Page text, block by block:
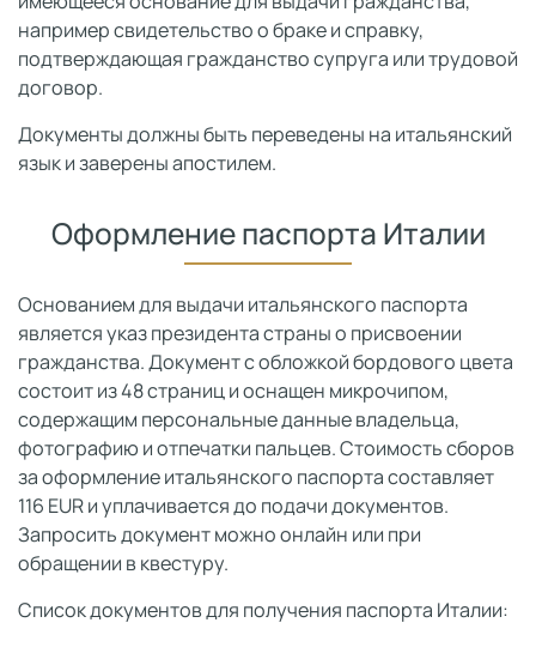
например свидетельство о браке и справку,
подтверждающая гражданство супруга или трудовой
договор.
Документы должны быть переведены на итальянский
язык и заверены апостилем.
Оформление паспорта Италии
Основанием для выдачи итальянского паспорта
является указ президента страны о присвоении
гражданства. Документ с обложкой бордового цвета
состоит из 48 страниц и оснащен микрочипом,
содержащим персональные данные владельца,
фотографию и отпечатки пальцев. Стоимость сборов
за оформление итальянского паспорта составляет
116 EUR и уплачивается до подачи документов.
Запросить документ можно онлайн или при
обращении в квестуру.
Список документов для получения паспорта Италии: